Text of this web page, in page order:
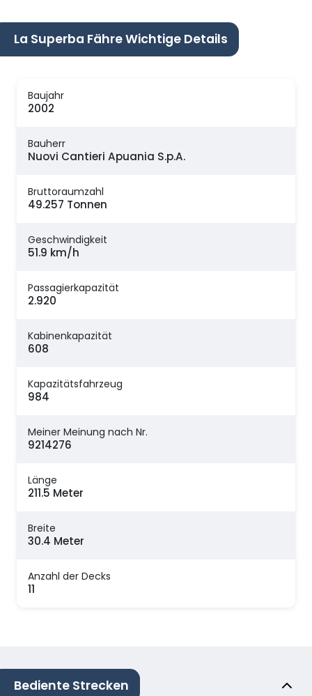
La Superba Fähre Wichtige Details
Baujahr
2002
Bauherr
Nuovi Cantieri Apuania S.p.A.
Bruttoraumzahl
49.257 Tonnen
Geschwindigkeit
51.9 km/h
Passagierkapazität
2.920
Kabinenkapazität
608
Kapazitätsfahrzeug
984
Meiner Meinung nach Nr.
9214276
Länge
211.5 Meter
Breite
30.4 Meter
Anzahl der Decks
11
Bediente Strecken